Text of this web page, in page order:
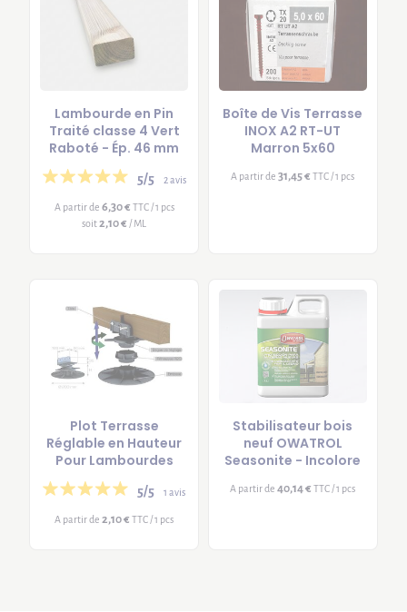
Lambourde en Pin
Traité classe 4 Vert
Raboté - Ép. 46 mm
5/5 2 avis
A partir de 6,30 € TTC / 1 pcs
soit2,10 € / ML
Boîte de Vis Terrasse
INOX A2 RT-UT
Marron 5x60
A partir de31,45 € TTC / 1 pcs
Plot Terrasse
Réglable en Hauteur
Pour Lambourdes
5/5 1 avis
A partir de2,10 € TTC / 1 pcs
Stabilisateur bois
neuf OWATROL
Seasonite - Incolore
A partir de40,14 € TTC / 1 pcs